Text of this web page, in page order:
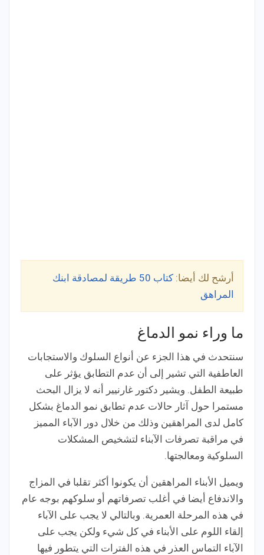
أرشح لك أيضا:
كتاب 50 طريقة لمصادقة ابنك
المراهق
ما وراء نمو الدماغ
سنتحدث في هذا الجزء عن أنواع السلوك والاستجابات
العاطفية التي تشير إلى أن عدم التطابق يؤثر على
طبيعة الطفل. ويشير دكتور غارنيير أنه لا يزال البحث
مستمرا حول آثار حالات عدم تطابق نمو الدماغ بشكل
كامل لدى المراهقين وذلك من خلال دور الآباء المميز
في مراقبة تصرفات الآبناء لتشخيص المشكلات
السلوكية ومعالجتها.
ويميل الأبناء المراهقين أن يكونوا أكثر تقلبا في المزاج
والاندفاع أيضا في أغلب تصرفاتهم أو سلوكهم بوجه عام
في هذه المرحلة العمرية. وبالتالي لا يجب على الآباء
إلقاء اللوم على الأبناء في كل شيء ولكن يجب على
الآباء التماس العذر في هذه الفترات التي يتطور فيها